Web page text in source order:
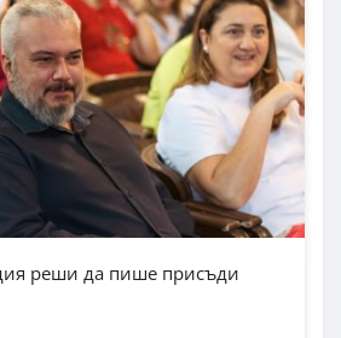
реши да пише присъди